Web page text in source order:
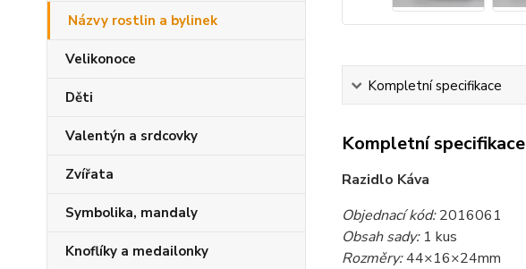
Názvy rostlin a bylinek
Velikonoce
Děti
Valentýn a srdcovky
Zvířata
Symbolika, mandaly
Knoflíky a medailonky
Kompletní specifikace
Kompletní specifikace
Razidlo Káva
Objednací kód:2016061
Obsah sady:1 kus
Rozměry:44×16×24mm